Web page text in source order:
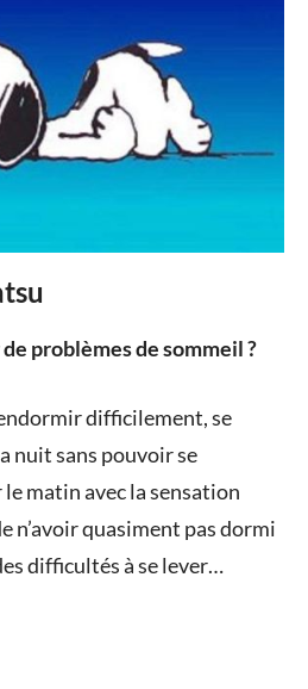
problèmes de sommeil ?
difficilement, se
nuit sans pouvoir se
matin avec la sensation
n’avoir quasiment pas dormi
difficultés à se lever…